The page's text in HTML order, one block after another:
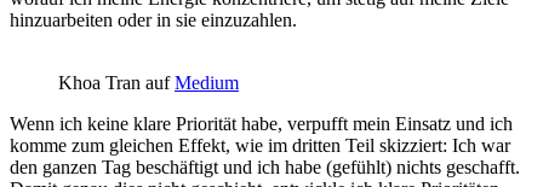
hinzuarbeiten oder in sie einzuzahlen.
Khoa Tran aufMedium
Wenn ich keine klare Priorität habe, verpufft mein Einsatz und ich
komme zum gleichen Effekt, wie im dritten Teil skizziert: Ich war
den ganzen Tag beschäftigt und ich habe (gefühlt) nichts geschafft.